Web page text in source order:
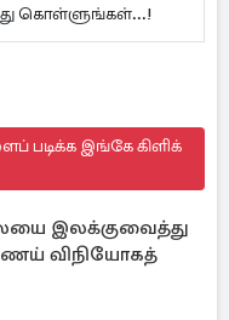
கொள்ளுங்கள்...!
படிக்க இங்கே கிளிக்
இலக்குவைத்து
விநியோகத்